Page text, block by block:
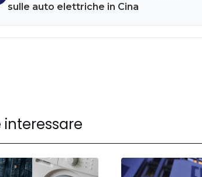
sulle auto elettriche in Cina
interessare